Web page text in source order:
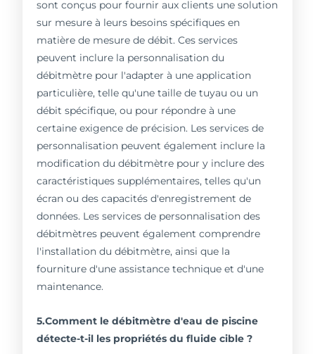
sont conçus pour fournir aux clients une solution
sur mesure à leurs besoins spécifiques en
matière de mesure de débit. Ces services
peuvent inclure la personnalisation du
débitmètre pour l'adapter à une application
particulière, telle qu'une taille de tuyau ou un
débit spécifique, ou pour répondre à une
certaine exigence de précision. Les services de
personnalisation peuvent également inclure la
modification du débitmètre pour y inclure des
caractéristiques supplémentaires, telles qu'un
écran ou des capacités d'enregistrement de
données. Les services de personnalisation des
débitmètres peuvent également comprendre
l'installation du débitmètre, ainsi que la
fourniture d'une assistance technique et d'une
maintenance.
5.Comment le débitmètre d'eau de piscine
détecte-t-il les propriétés du fluide cible ?